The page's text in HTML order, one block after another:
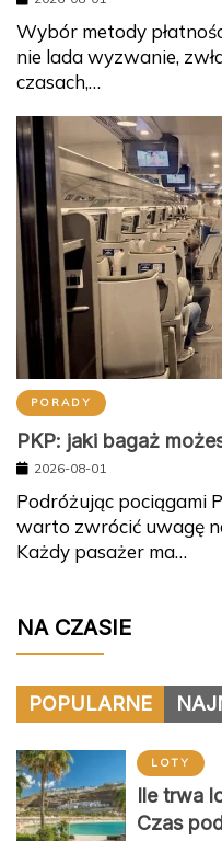
Wybór metody
nie lada wyzwanie,
czasach,…
PORADY
PKP: jaki bagaż
2026-08-01
Podróżując pociągami
warto zwrócić uwagę
Każdy pasażer ma…
NA CZASIE
POPULARNE
LOTY
Ile trwa
Czas